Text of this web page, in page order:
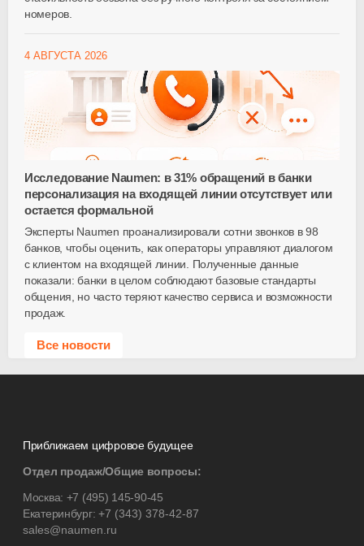
номеров.
4 АВГУСТА 2026
Исследование Naumen: в 31% обращений в банки
персонализация на входящей линии отсутствует или
остается формальной
Эксперты Naumen проанализировали сотни звонков в 98
банков, чтобы оценить, как операторы управляют диалогом
с клиентом на входящей линии. Полученные данные
показали: банки в целом соблюдают базовые стандарты
общения, но часто теряют качество сервиса и возможности
продаж.
Все новости
Приближаем цифровое будущее
Отдел продаж/Общие вопросы:
Москва: +7 (495) 145-90-45
Екатеринбург:+7 (343) 378-42-87
sales@naumen.ru